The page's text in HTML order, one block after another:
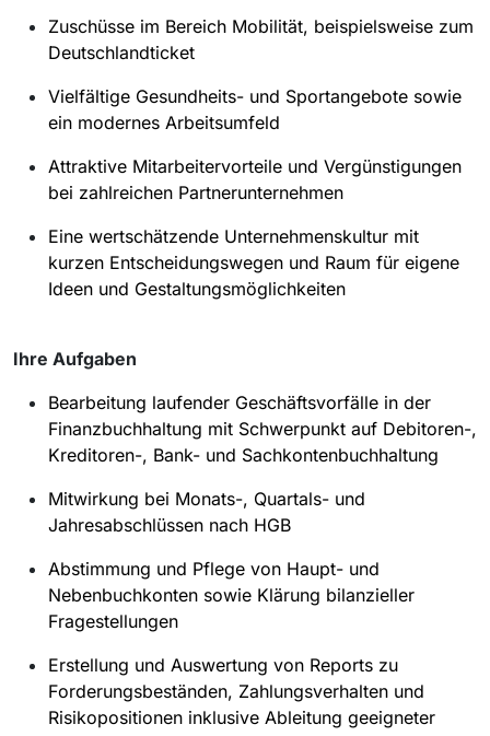
Zuschüsse im Bereich Mobilität, beispielsweise zum
Deutschlandticket
Vielfältige Gesundheits- und Sportangebote sowie
ein modernes Arbeitsumfeld
Attraktive Mitarbeitervorteile und Vergünstigungen
bei zahlreichen Partnerunternehmen
Eine wertschätzende Unternehmenskultur mit
kurzen Entscheidungswegen und Raum für eigene
Ideen und Gestaltungsmöglichkeiten
Ihre Aufgaben
Bearbeitung laufender Geschäftsvorfälle in der
Finanzbuchhaltung mit Schwerpunkt auf Debitoren-,
Kreditoren-, Bank- und Sachkontenbuchhaltung
Mitwirkung bei Monats-, Quartals- und
Jahresabschlüssen nach HGB
Abstimmung und Pflege von Haupt- und
Nebenbuchkonten sowie Klärung bilanzieller
Fragestellungen
Erstellung und Auswertung von Reports zu
Forderungsbeständen, Zahlungsverhalten und
Risikopositionen inklusive Ableitung geeigneter